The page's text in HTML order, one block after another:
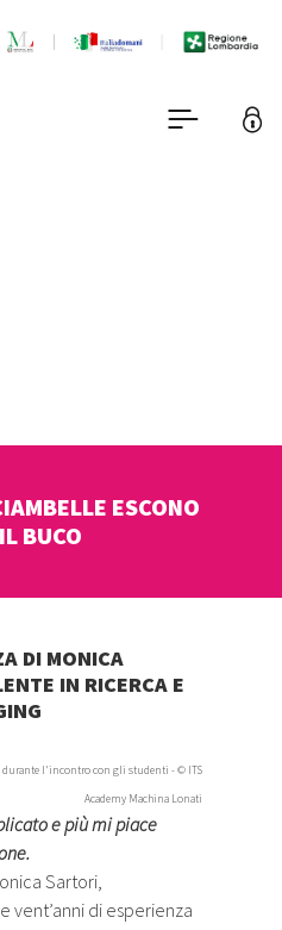
ESCONO
BUCO
DI MONICA
IN RICERCA E
durante l'incontro con gli studenti - © ITS
Academy Machina Lonati
e più mi piace
Sartori,
vent’anni di esperienza